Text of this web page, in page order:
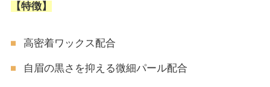
【特徴】
高密着ワックス配合
自眉の黒さを抑える微細パール配合